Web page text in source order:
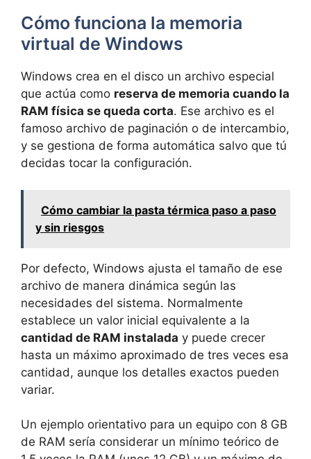
Cómo funciona la memoria
virtual de Windows
Windows crea en el disco un archivo especial
que actúa como reserva de memoria cuando la
RAM física se queda corta. Ese archivo es el
famoso archivo de paginación o de intercambio,
y se gestiona de forma automática salvo que tú
decidas tocar la configuración.
Cómo cambiar la pasta térmica paso a paso
y sin riesgos
Por defecto, Windows ajusta el tamaño de ese
archivo de manera dinámica según las
necesidades del sistema. Normalmente
establece un valor inicial equivalente a la
cantidad de RAM instalada y puede crecer
hasta un máximo aproximado de tres veces esa
cantidad, aunque los detalles exactos pueden
variar.
Un ejemplo orientativo para un equipo con 8 GB
de RAM sería considerar un mínimo teórico de